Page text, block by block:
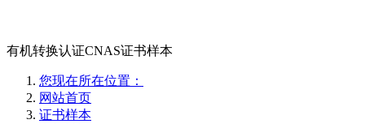
有机转换认证CNAS证书样本
您现在所在位置：
网站首页
证书样本